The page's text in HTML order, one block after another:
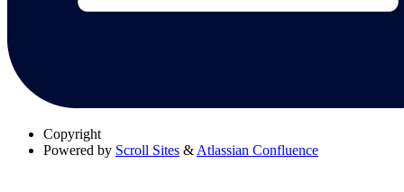
Copyright
Powered by Scroll Sites & Atlassian Confluence